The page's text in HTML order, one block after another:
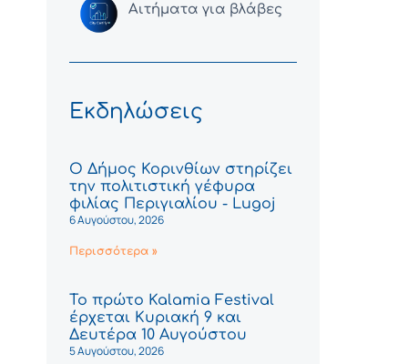
Αιτήματα για βλάβες
Εκδηλώσεις
Ο Δήμος Κορινθίων στηρίζει
την πολιτιστική γέφυρα
φιλίας Περιγιαλίου - Lugoj
6 Αυγούστου, 2026
Περισσότερα »
Το πρώτο Kalamia Festival
έρχεται Κυριακή 9 και
Δευτέρα 10 Αυγούστου
5 Αυγούστου, 2026